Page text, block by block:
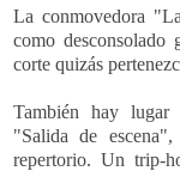
La conmovedora
como desconsolado
corte quizás
También hay lugar
"Salida de
repertorio. Un trip-